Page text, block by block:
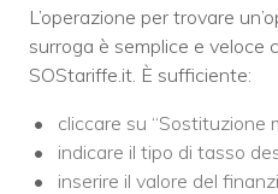
L’operazione per trovare
surroga è semplice e veloce
SOStariffe.it. È sufficiente:
cliccare su “Sostituzione
indicare il tipo di tasso
inserire il valore del